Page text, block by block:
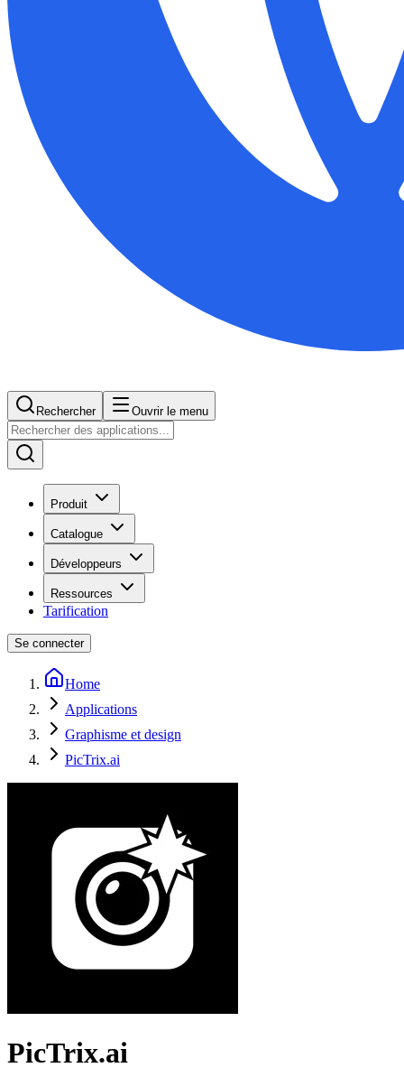
Rechercher Ouvrir le menu
Produit
Catalogue
Développeurs
Ressources
Tarification
Se connecter
Home
Applications
Graphisme et design
PicTrix.ai
PicTrix.ai